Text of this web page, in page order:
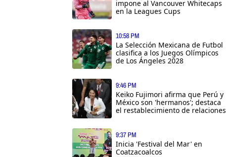
impone al Vancouver Whitecaps
en la Leagues Cups
10:58 PM
La Selección Mexicana de Futbol
clasifica a los Juegos Olímpicos
de Los Ángeles 2028
9:46 PM
Keiko Fujimori afirma que Perú y
México son 'hermanos'; destaca
el restablecimiento de relaciones
9:37 PM
Inicia 'Festival del Mar' en
Coatzacoalcos